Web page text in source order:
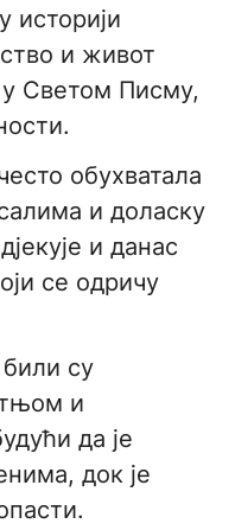
историји
и живот
у Светом Писму,
обухватала
и доласку
и данас
се одричу
су
и
да је
док је